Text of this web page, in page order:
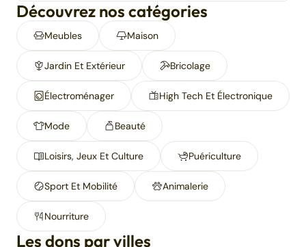
Découvrez nos catégories
Meubles Maison
Jardin Et Extérieur Bricolage
Électroménager High Tech Et Électronique
Mode Beauté
Loisirs, Jeux Et Culture Puériculture
Sport Et Mobilité Animalerie
Nourriture
Les dons par villes